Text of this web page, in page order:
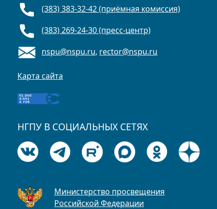
(383) 383-32-42 (приёмная комиссия)
(383) 269-24-30 (пресс-центр)
nspu@nspu.ru, rector@nspu.ru
Карта сайта
НГПУ В СОЦИАЛЬНЫХ СЕТЯХ
Министерство просвещения
Российской Федерации